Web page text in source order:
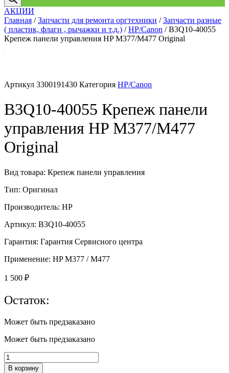
АКЦИИ
Главная /Запчасти для ремонта оргтехники /Запчасти разные
( пластик, флаги , рычажки и т.д.) /HP/Canon / B3Q10-40055
Крепеж панели управления HP M377/M477 Original
Артикул 3300191430 Категория HP/Canon
B3Q10-40055 Крепеж панели
управления HP M377/M477
Original
Вид товара: Крепеж панели управления
Тип: Оригинал
Производитель: HP
Артикул: B3Q10-40055
Гарантия: Гарантия Сервисного центра
Применение: HP M377 / M477
1 500 ₽
Остаток:
Может быть предзаказано
Может быть предзаказано
Количество
товара
В корзину